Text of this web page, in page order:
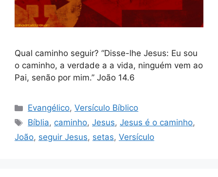
Qual caminho seguir? “Disse-lhe Jesus: Eu sou
o caminho, a verdade a a vida, ninguém vem ao
Pai, senão por mim.” João 14.6
Categorias
Evangélico,Versículo Bíblico
Tags
Bíblia, caminho,Jesus,Jesus é o caminho,
João, seguir Jesus, setas, Versículo